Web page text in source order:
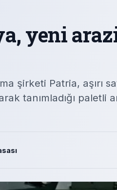
yeni arazi
şirketi Patria, aşırı
tanımladığı paletli